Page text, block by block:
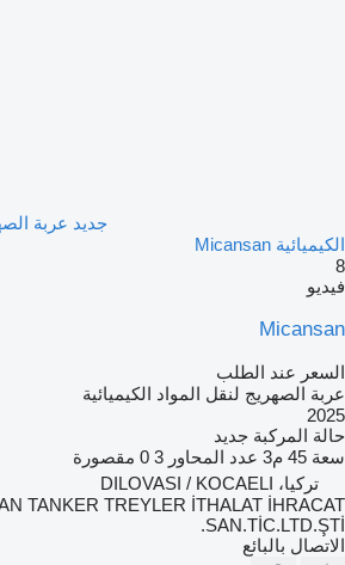
جديد عربة
الكيميائية Micansan
8
فيديو
Micansan
السعر عند الطلب
عربة الصهريج لنقل المواد الكيميائية
2025
حالة المركبة جديد
سعة 45 م3 عدد المحاور 3 0 مقصورة
تركيا، DILOVASI / KOCAELI
TANKER TREYLER İTHALAT İHRACAT
SAN.TİC.LTD.ŞTİ.
الاتصال بالبائع